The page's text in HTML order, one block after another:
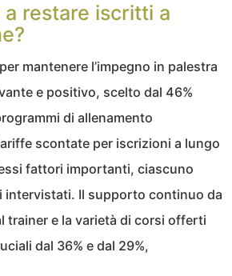
restare iscritti a
mantenere l’impegno in palestra
e positivo, scelto dal 46%
di allenamento
scontate per iscrizioni a lungo
fattori importanti, ciascuno
intervistati. Il supporto continuo da
trainer e la varietà di corsi offerti
dal 36% e dal 29%,